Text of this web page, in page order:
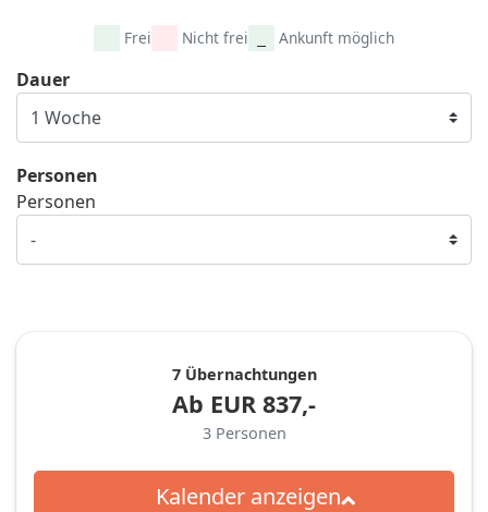
Frei Nicht frei Ankunft möglich
Dauer
Personen
Personen
7 Übernachtungen
Ab EUR 837,-
3 Personen
Kalender anzeigen